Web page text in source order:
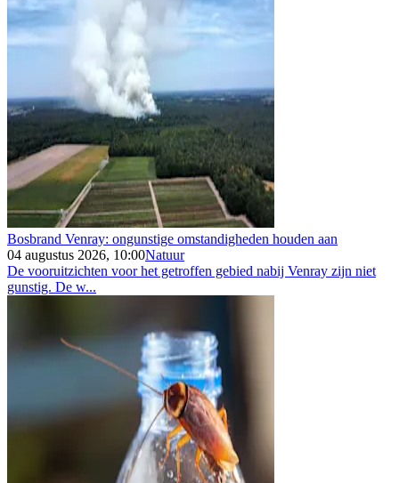
Bosbrand Venray: ongunstige omstandigheden houden aan
04 augustus 2026, 10:00Natuur
De vooruitzichten voor het getroffen gebied nabij Venray zijn niet
gunstig. De w...